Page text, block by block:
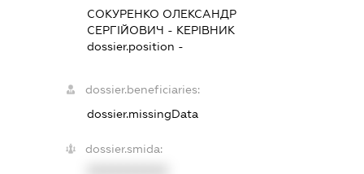
СОКУРЕНКО ОЛЕКСАНДР
СЕРГІЙОВИЧ - КЕРІВНИК
dossier.position -
dossier.beneficiaries:
dossier.missingData
dossier.smida: